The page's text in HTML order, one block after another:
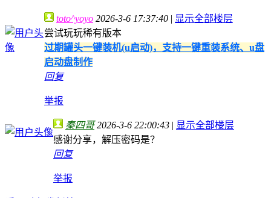
toto^yoyo 2026-3-6 17:37:40 | 显示全部楼层
尝试玩玩稀有版本
过期罐头一键装机(u启动)，支持一键重装系统、u盘
启动盘制作
回复
举报
秦四哥2026-3-6 22:00:43 | 显示全部楼层
感谢分享，解压密码是？
回复
举报